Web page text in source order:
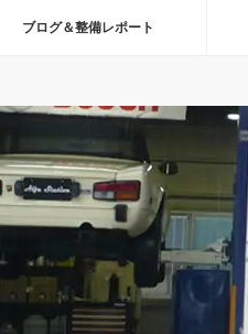
ブログ＆整備レポート